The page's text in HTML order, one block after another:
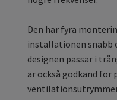
Den har fyra
installationen snabb
designen passar i
är också godkänd för